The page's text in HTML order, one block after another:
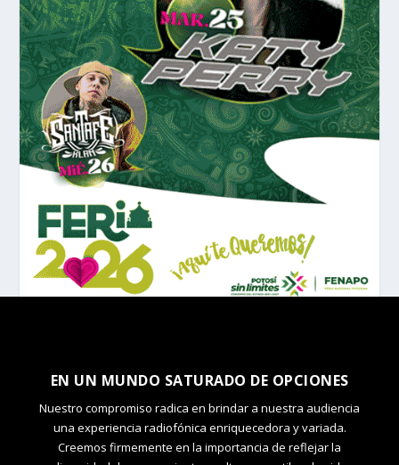
EN UN MUNDO SATURADO DE OPCIONES
Nuestro compromiso radica en brindar a nuestra audiencia
una experiencia radiofónica enriquecedora y variada.
Creemos firmemente en la importancia de reflejar la